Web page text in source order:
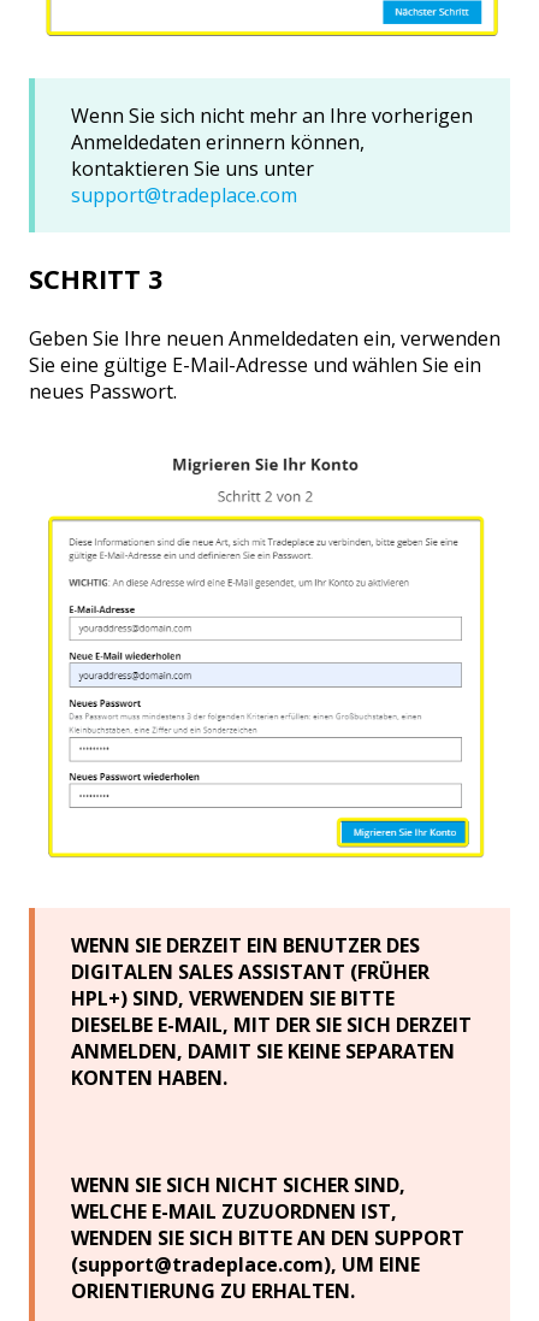
Wenn Sie sich nicht mehr an Ihre vorherigen
Anmeldedaten erinnern können,
kontaktieren Sie uns unter
support@tradeplace.com
SCHRITT 3
Geben Sie Ihre neuen Anmeldedaten ein, verwenden
Sie eine gültige E-Mail-Adresse und wählen Sie ein
neues Passwort.
WENN SIE DERZEIT EIN BENUTZER DES
DIGITALEN SALES ASSISTANT (FRÜHER
HPL+) SIND, VERWENDEN SIE BITTE
DIESELBE E-MAIL, MIT DER SIE SICH DERZEIT
ANMELDEN, DAMIT SIE KEINE SEPARATEN
KONTEN HABEN.
WENN SIE SICH NICHT SICHER SIND,
WELCHE E-MAIL ZUZUORDNEN IST,
WENDEN SIE SICH BITTE AN DEN SUPPORT
(support@tradeplace.com), UM EINE
ORIENTIERUNG ZU ERHALTEN.